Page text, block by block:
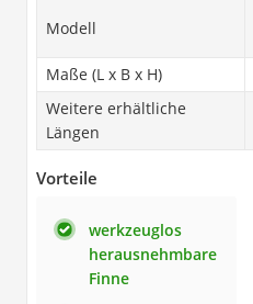
Modell
Maße (L x B x H)
Weitere erhältliche
Längen
Vorteile
werkzeuglos
herausnehmbare
Finne